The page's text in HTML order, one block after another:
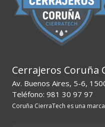
Cerrajeros Coruña
Av. Buenos Aires, 5-6,
Teléfono: 981 30 97 97
Coruña CierraTech es una